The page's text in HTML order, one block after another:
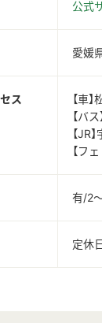
公式
愛媛
ス
【車
【バ
【JR
【フ
有/2
定休